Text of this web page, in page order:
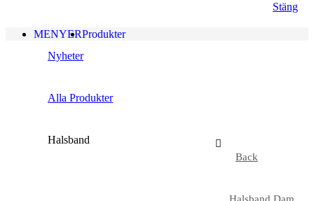
Stäng
MENYERProdukter
Nyheter
Alla Produkter
Halsband
Back
Halsband Dam